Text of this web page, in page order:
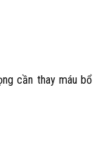
cần thay máu bổ